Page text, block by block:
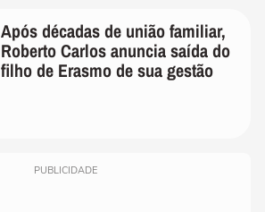
Após décadas de união familiar,
Roberto Carlos anuncia saída do
filho de Erasmo de sua gestão
PUBLICIDADE